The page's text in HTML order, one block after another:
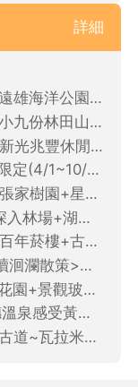
詳細
站出發．2人成行．不含餐)
店/花蓮車站出發．2人成行．含午餐)
發．2人成行．含午餐)(地接出票)
花蓮車站出發．2人成行．不含餐)
成行．含午餐)(地接出票)★需補200/人
成行．不含餐)(地接出票)★需補400/人
發．2人成行．含午餐)★需補700/人
人成行．含午餐)(地接出票)★需補600/人
成行．含午餐)(地接出票)★需補900/人
．4人成行．含午餐)★需補750/人
成行．不含午餐)★需補1000元/人